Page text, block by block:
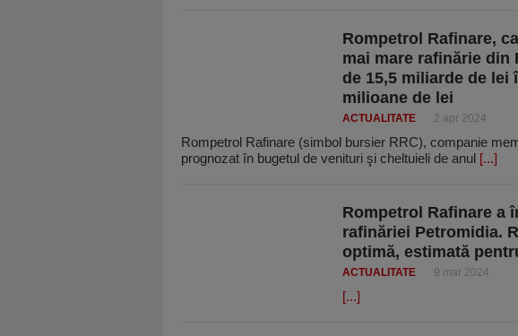
Rompetrol Rafinare,
mai mare rafinărie din
de 15,5 miliarde de lei
milioane de lei
ACTUALITATE 2 apr 2024
Rompetrol Rafinare (simbol bursier RRC), companie
prognozat în bugetul de venituri şi cheltuieli de anul [...]
Rompetrol Rafinare a
rafinăriei Petromidia.
optimă, estimată
ACTUALITATE 9 mar 2024
[...]